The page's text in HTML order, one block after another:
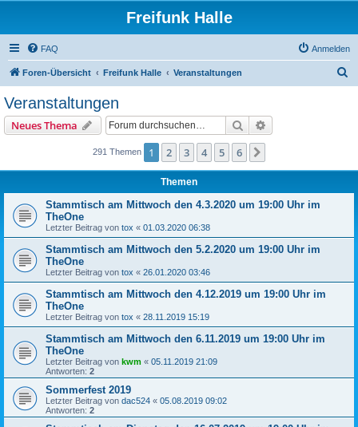
Freifunk Halle
FAQ Anmelden
Foren-Übersicht Freifunk Halle Veranstaltungen
Veranstaltungen
Neues Thema Suche
291 Themen 1 2 3 4 5 6
Themen
Stammtisch am Mittwoch den 4.3.2020 um 19:00 Uhr im
TheOne
Letzter Beitrag von tox « 01.03.2020 06:38
Stammtisch am Mittwoch den 5.2.2020 um 19:00 Uhr im
TheOne
Letzter Beitrag von tox « 26.01.2020 03:46
Stammtisch am Mittwoch den 4.12.2019 um 19:00 Uhr im
TheOne
Letzter Beitrag von tox « 28.11.2019 15:19
Stammtisch am Mittwoch den 6.11.2019 um 19:00 Uhr im
TheOne
Letzter Beitrag von kwm « 05.11.2019 21:09
Antworten: 2
Sommerfest 2019
Letzter Beitrag von dac524 « 05.08.2019 09:02
Antworten: 2